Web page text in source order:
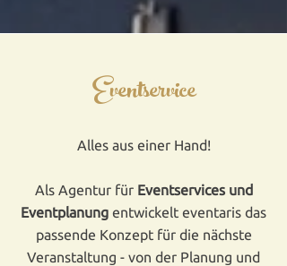
Eventservice
Alles aus einer Hand!
Als Agentur fürEventservices und
Eventplanung entwickelt eventaris das
passende Konzept für die nächste
Veranstaltung - von der Planung und